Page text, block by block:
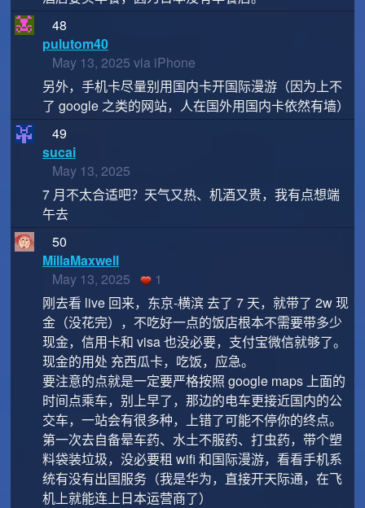
48
pulutom40
May 13, 2025 via iPhone
另外，手机卡尽量别用国内卡开国际漫游（因为上不
了 google 之类的网站，人在国外用国内卡依然有墙）
49
sucai
May 13, 2025
7 月不太合适吧？天气又热、机酒又贵，我有点想端
午去
50
MillaMaxwell
May 13, 2025
1
刚去看 live 回来，东京-横滨 去了 7 天，就带了 2w 现
金（没花完），不吃好一点的饭店根本不需要带多少
现金，信用卡和 visa 也没必要，支付宝微信就够了。
现金的用处 充西瓜卡，吃饭，应急。
要注意的点就是一定要严格按照 google maps 上面的
时间点乘车，别上早了，那边的电车更接近国内的公
交车，一站会有很多种，上错了可能不停你的终点。
第一次去自备晕车药、水土不服药、打虫药，带个塑
料袋装垃圾，没必要租 wifi 和国际漫游，看看手机系
统有没有出国服务（我是华为，直接开天际通，在飞
机上就能连上日本运营商了）